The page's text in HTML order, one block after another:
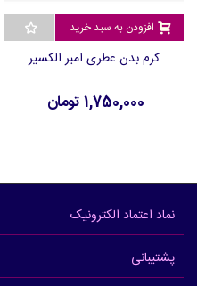
افزودن به سبد خرید
کرم بدن عطری امبر الکسیر
1,750,000 تومان
نماد اعتماد الکترونیک
پشتیبانی